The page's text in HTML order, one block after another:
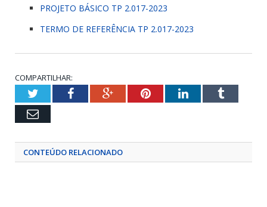
PROJETO BÁSICO TP 2.017-2023
TERMO DE REFERÊNCIA TP 2.017-2023
COMPARTILHAR:
TwitterFacebookGoogle+PinterestLinkedInTumblr
Email
CONTEÚDO RELACIONADO